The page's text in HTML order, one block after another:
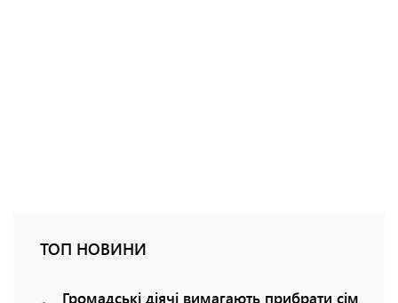
ТОП НОВИНИ
Громадські діячі вимагають прибрати сім